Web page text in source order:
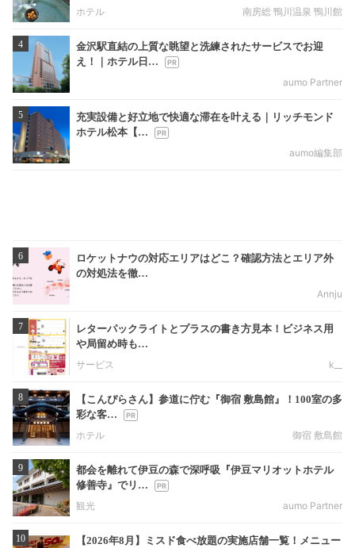
ホテル
南房総 鴨川温泉 鴨川館
4
金沢駅直結の上質な眺望と洗練されたサービスでお迎
え！｜ホテル日…
aumo Partner
5
充実設備と好立地で快適な滞在を叶える｜リッチモンド
ホテル松本【…
aumo編集部
6
ロケットナウの対応エリアはどこ？確認方法とエリア外
の対処法を徹…
Annju
7
レターパックライトとプラスの書き方見本！ビジネス用
や局留め時も…
サービス
k__
8
【こんぴらさん】参道に佇む『御宿 敷島館』！100室の多
彩な客…
ホテル
御宿 敷島館
9
都会を離れて伊豆の森で深呼吸『伊豆マリオットホテル
修善寺』でリ…
観光
aumo Partner
10
【2026年8月】ミスド食べ放題の実施店舗一覧！メニュー